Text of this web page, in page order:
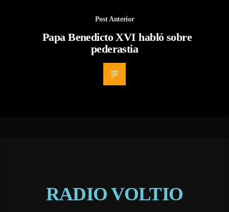
Post Anterior
Papa Benedicto XVI habló sobre
pederastia
RADIO VOLTIO